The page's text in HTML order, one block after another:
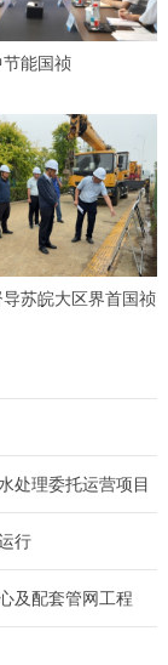
能国祯
苏皖大区界首国祯
处理委托运营项目
行
及配套管网工程